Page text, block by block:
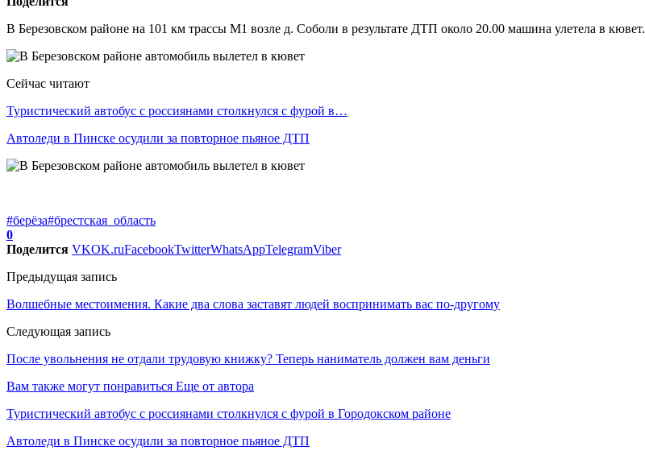
В Березовском районе на 101 км трассы М1 возле д. Соболи в результате ДТП около 20.00 машина улетела в кювет.
Сейчас читают
Туристический автобус с россиянами столкнулся с фурой в…
Автоледи в Пинске осудили за повторное пьяное ДТП
#берёза#брестская_область
0
Поделится VKOK.ruFacebookTwitterWhatsAppTelegramViber
Предыдущая запись
Волшебные местоимения. Какие два слова заставят людей воспринимать вас по-другому
Следующая запись
После увольнения не отдали трудовую книжку? Теперь наниматель должен вам деньги
Вам также могут понравиться Еще от автора
Туристический автобус с россиянами столкнулся с фурой в Городокском районе
Автоледи в Пинске осудили за повторное пьяное ДТП